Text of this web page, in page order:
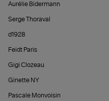
Aurélie Bidermann
Serge Thoraval
d1928
Feidt Paris
Gigi Clozeau
Ginette NY
Pascale Monvoisin